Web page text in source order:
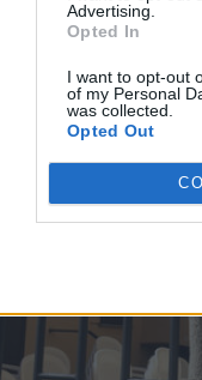
Advertising.
Opted In
I want to opt-out
of my Personal
was collected.
Opted Out